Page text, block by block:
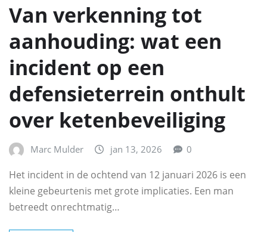
Van verkenning tot
aanhouding: wat een
incident op een
defensieterrein onthult
over ketenbeveiliging
Marc Mulder jan 13, 2026 0
Het incident in de ochtend van 12 januari 2026 is een
kleine gebeurtenis met grote implicaties. Een man
betreedt onrechtmatig…